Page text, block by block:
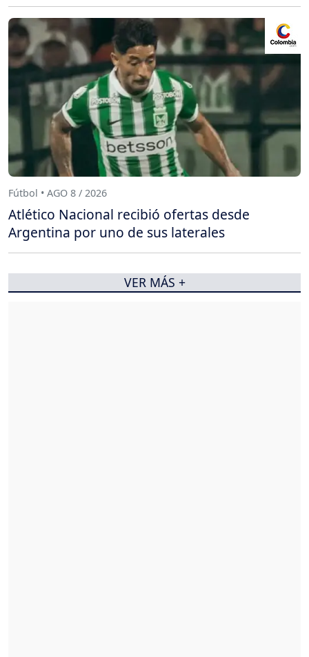
Fútbol • AGO 8 / 2026
Atlético Nacional recibió ofertas desde
Argentina por uno de sus laterales
VER MÁS +